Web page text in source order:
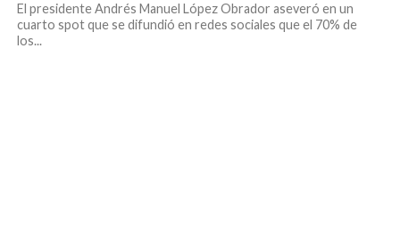
El presidente Andrés Manuel López Obrador aseveró en un
cuarto spot que se difundió en redes sociales que el 70% de
los...